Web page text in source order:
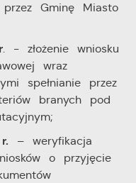
przez Gminę Miasto
. - złożenie wniosku
wraz
spełnianie przez
branych pod
– weryfikacja
o przyjęcie